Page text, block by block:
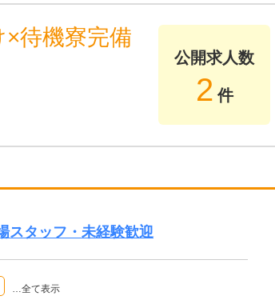
待機寮完備
公開求人数
2 件
スタッフ・未経験歓迎
…全て表示